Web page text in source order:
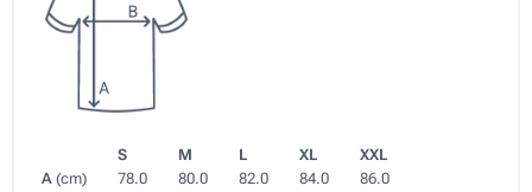
S M L XL
XXL
A (cm) 78.0 80.0 82.0 84.0
86.0